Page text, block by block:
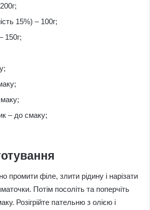
15%) – 100г;
150г;
– до смаку;
промити філе, злити рідину і нарізати
Потім посоліть та поперчіть
Розігрійте пательню з олією і